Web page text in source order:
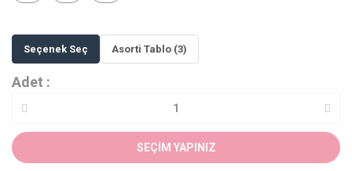
Seçenek Seç Asorti Tablo (3)
Adet :
SEÇİM YAPINIZ